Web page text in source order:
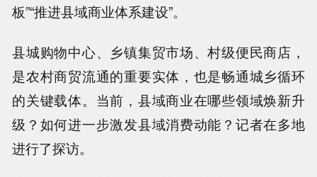
板”“推进县域商业体系建设”。
县城购物中心、乡镇集贸市场、村级便民商店，
是农村商贸流通的重要实体，也是畅通城乡循环
的关键载体。当前，县域商业在哪些领域焕新升
级？如何进一步激发县域消费动能？记者在多地
进行了探访。